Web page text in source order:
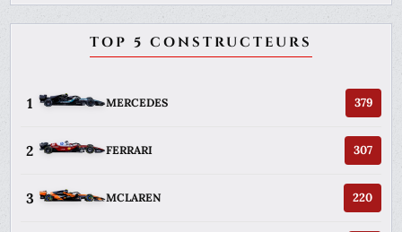
TOP 5 CONSTRUCTEURS
1 MERCEDES 379
2 FERRARI 307
3 MCLAREN 220